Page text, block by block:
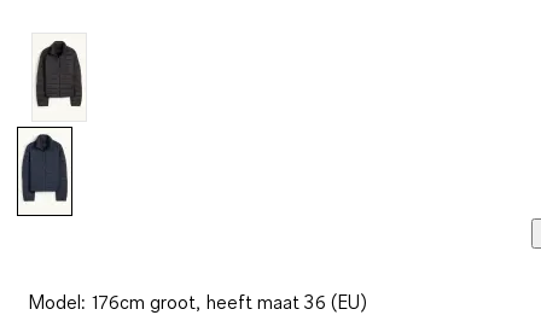
Model: 176cm groot, heeft maat 36 (EU)